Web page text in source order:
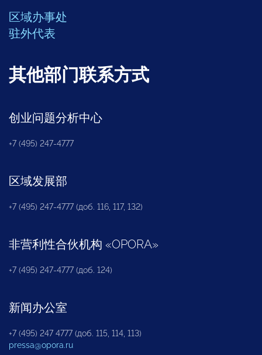
区域办事处
驻外代表
其他部门联系方式
创业问题分析中心
+7 (495) 247-4777
区域发展部
+7 (495) 247-4777 (доб. 116, 117, 132)
非营利性合伙机构 «OPORA»
+7 (495) 247-4777 (доб. 124)
新闻办公室
+7 (495) 247 4777 (доб. 115, 114, 113)
pressa@opora.ru